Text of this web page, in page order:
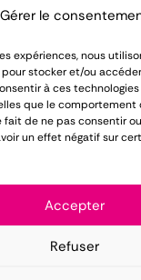
Gérer le
expériences, nous
stocker et/ou
à ces
que le comportement
fait de ne pas consentir
un effet négatif sur
Accepter
Refuser
votre disposition
le domaine de
de vente